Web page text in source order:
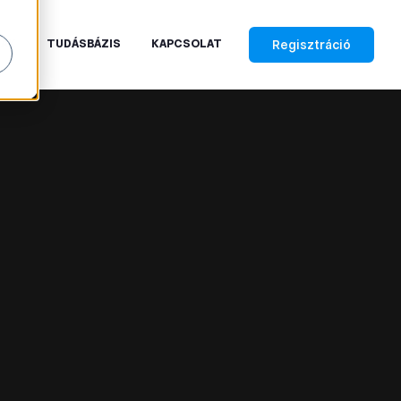
TUDÁSBÁZIS KAPCSOLAT Regisztráció